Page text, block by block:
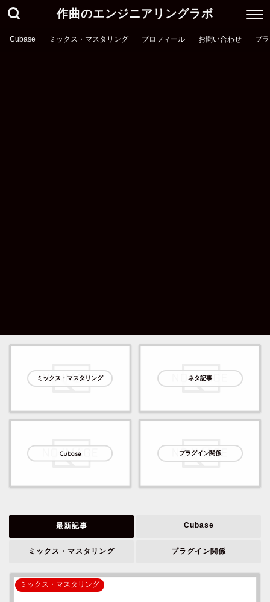
作曲のエンジニアリングラボ
Cubase ミックス・マスタリング プロフィール お問い合わせ プ
ミックス・マスタリング ネタ記事
Cubase プラグイン関係
最新記事 Cubase
ミックス・マスタリング プラグイン関係
ミックス・マスタリング